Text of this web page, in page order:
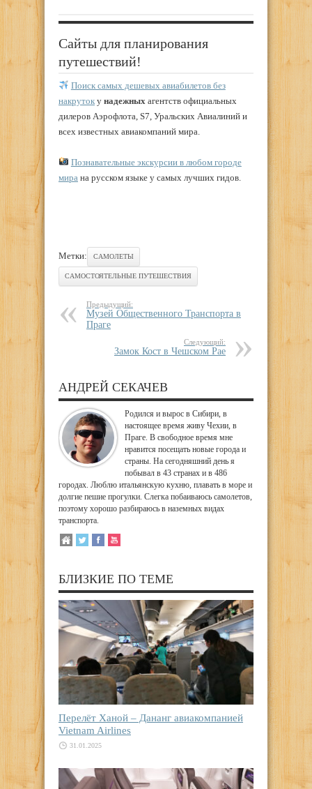
Сайты для планирования
путешествий!
Поиск самых дешевых авиабилетов без
накруток у надежных агентств официальных
дилеров Аэрофлота, S7, Уральских Авиалиний и
всех известных авиакомпаний мира.
Познавательные экскурсии в любом городе
мира на русском языке у самых лучших гидов.
Метки: САМОЛЕТЫ
САМОСТОЯТЕЛЬНЫЕ ПУТЕШЕСТВИЯ
Предыдущий:
Музей Общественного Транспорта в
Праге
Следующий:
Замок Кост в Чешском Рае
АНДРЕЙ СЕКАЧЕВ
Родился и вырос в Сибири, в
настоящее время живу Чехии, в
Праге. В свободное время мне
нравится посещать новые города и
страны. На сегодняшний день я
побывал в 43 странах и в 486
городах. Люблю итальянскую кухню, плавать в море и
долгие пешие прогулки. Слегка побаиваюсь самолетов,
поэтому хорошо разбираюсь в наземных видах
транспорта.
БЛИЗКИЕ ПО ТЕМЕ
Перелёт Ханой – Дананг авиакомпанией
Vietnam Airlines
31.01.2025